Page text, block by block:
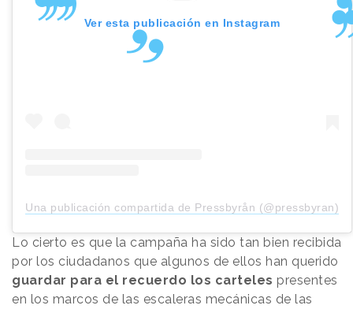
Ver esta publicación en Instagram
Una publicación compartida de Pressbyrån (@pressbyran)
Lo cierto es que la campaña ha sido tan bien recibida
por los ciudadanos que algunos de ellos han querido
guardar para el recuerdo los carteles presentes
en los marcos de las escaleras mecánicas de las